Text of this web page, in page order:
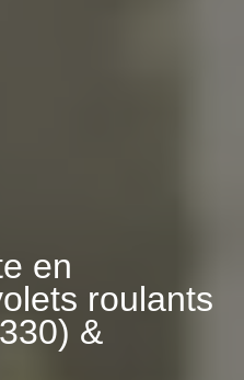
en
roulants
&